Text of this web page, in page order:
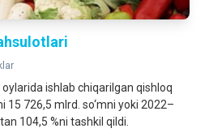
ishlab chiqarilgan qishloq
15 726,5 mlrd. so‘mni yoki 2022–
104,5 %ni tashkil qildi.